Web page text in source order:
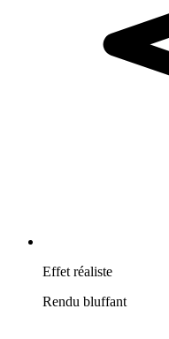
Effet réaliste
Rendu bluffant